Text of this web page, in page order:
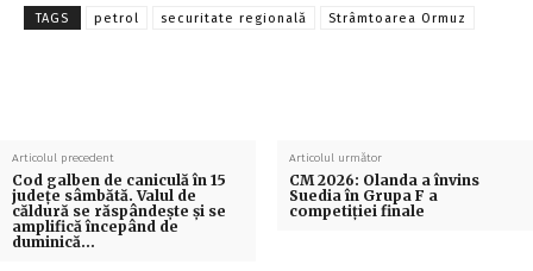
TAGS petrol securitate regională Strâmtoarea Ormuz
Articolul precedent
Cod galben de caniculă în 15
județe sâmbătă. Valul de
căldură se răspândește și se
amplifică începând de
duminică…
Articolul următor
CM 2026: Olanda a învins
Suedia în Grupa F a
competiției finale